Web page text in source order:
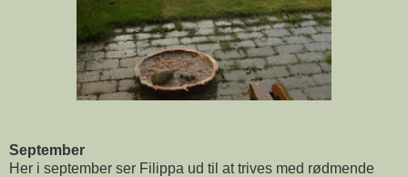
September
Her i september ser Filippa ud til at trives med rødmende